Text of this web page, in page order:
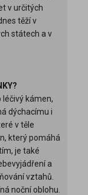
v určitých
těží v
státech a v
léčivý kámen,
dýchacímu i
v těle
který pomáhá
je také
a
vztahů.
noční oblohu.